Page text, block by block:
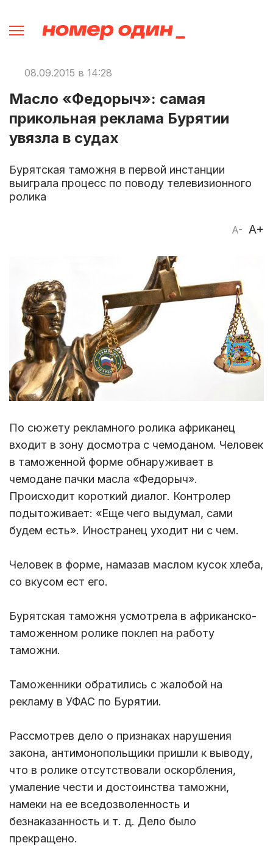
08.09.2015 в 14:28
Масло «Федорыч»: самая
прикольная реклама Бурятии
увязла в судах
Бурятская таможня в первой инстанции
выиграла процесс по поводу телевизионного
ролика
A- A+
По сюжету рекламного ролика африканец
входит в зону досмотра с чемоданом. Человек
в таможенной форме обнаруживает в
чемодане пачки масла «Федорыч».
Происходит короткий диалог. Контролер
подытоживает: «Еще чего выдумал, сами
будем есть». Иностранец уходит ни с чем.
Человек в форме, намазав маслом кусок хлеба,
со вкусом ест его.
Бурятская таможня усмотрела в африканско-
таможенном ролике поклеп на работу
таможни.
Таможенники обратились с жалобой на
рекламу в УФАС по Бурятии.
Рассмотрев дело о признаках нарушения
закона, антимонопольщики пришли к выводу,
что в ролике отсутствовали оскорбления,
умаление чести и достоинства таможни,
намеки на ее вседозволенность и
безнаказанность и т. д. Дело было
прекращено.